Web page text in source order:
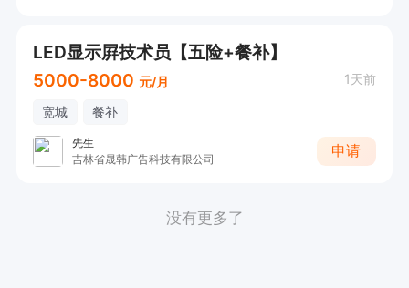
LED显示屛技术员【五险+餐补】
5000-8000 元/月 1天前
宽城 餐补
先生
吉林省晟韩广告科技有限公司
申请
没有更多了